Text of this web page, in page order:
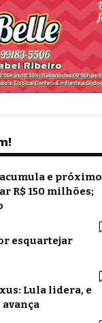
e próximo
R$ 150 milhões;
esquartejar
Lula lidera, e